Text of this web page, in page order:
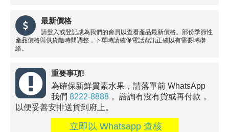
最新價格
請登入或登記成為我們的會員以查看產品最新價格。部份季節性
產品價格與供貨隨時間調整，下單時請確保電話資訊正確以有需要時聯
絡。
重要事項!
為確保新鮮質素水果，請落單前 WhatsApp
我們 8222-8888 ， 諮詢有沒有貨或再付款，
以便妥善安排送貨到府上。
立即以 Whatsapp 查核